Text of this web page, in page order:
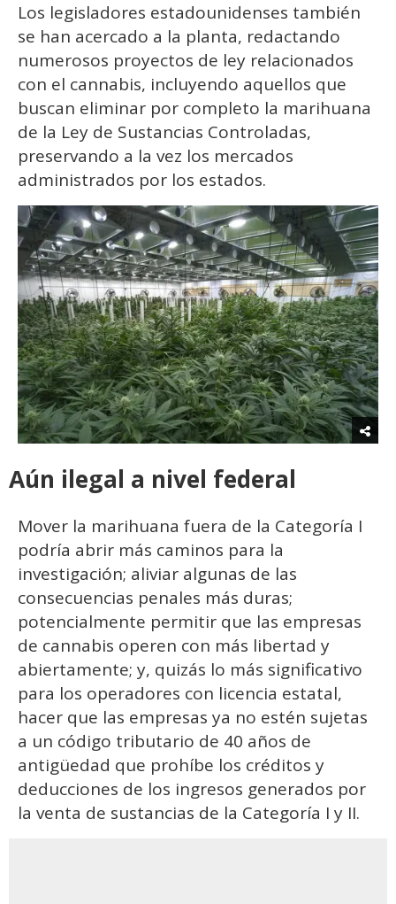
Los legisladores estadounidenses también
se han acercado a la planta, redactando
numerosos proyectos de ley relacionados
con el cannabis, incluyendo aquellos que
buscan eliminar por completo la marihuana
de la Ley de Sustancias Controladas,
preservando a la vez los mercados
administrados por los estados.
Aún ilegal a nivel federal
Mover la marihuana fuera de la Categoría I
podría abrir más caminos para la
investigación; aliviar algunas de las
consecuencias penales más duras;
potencialmente permitir que las empresas
de cannabis operen con más libertad y
abiertamente; y, quizás lo más significativo
para los operadores con licencia estatal,
hacer que las empresas ya no estén sujetas
a un código tributario de 40 años de
antigüedad que prohíbe los créditos y
deducciones de los ingresos generados por
la venta de sustancias de la Categoría I y II.